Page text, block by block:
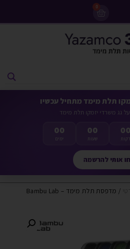
0
גג משרדי יזמקו תלת מימד
00
ימים
00
שעות
00
דקות
אותי להרשמה
/ מדפסת תלת מימד – Bambu Lab